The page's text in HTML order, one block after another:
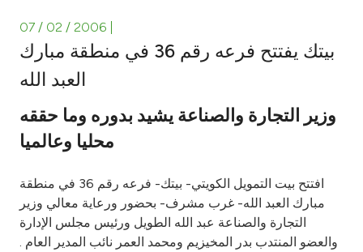
Investment
Tools & Services
After Sales Services
07 / 02 / 2006
بيتك يفتتح فرعه رقم 36 في منطقة مبارك
العبد الله
وزير التجارة والصناعة يشيد بدوره وما حققه
محليا وعالميا
افتتح بيت التمويل الكويتي- بيتك- فرعه رقم 36 في منطقة
مبارك العبد الله- غرب مشرف- بحضور ورعاية معالي وزير
التجارة والصناعة عبد الله الطويل ورئيس مجلس الإدارة
والعضو المنتدب بدر المخيزيم ومحمد العمر نائب المدير العام .